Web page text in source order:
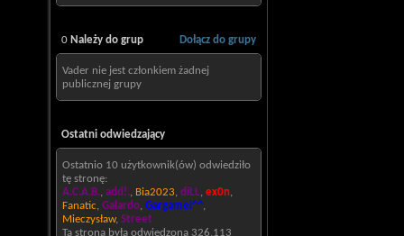
Dołącz do grupy
0 Należy do grup
Vader nie jest członkiem żadnej
publicznej grupy
Ostatni odwiedzający
Ostatnio 10 użytkownik(ów) odwiedziło
tę stronę:
A.C.A.B., add!., Bia2023, diLL, ex0n,
Fanatic, Galardo, Gargamel^^,
Mieczysław, Street
Ta strona była odwiedzona 326,113